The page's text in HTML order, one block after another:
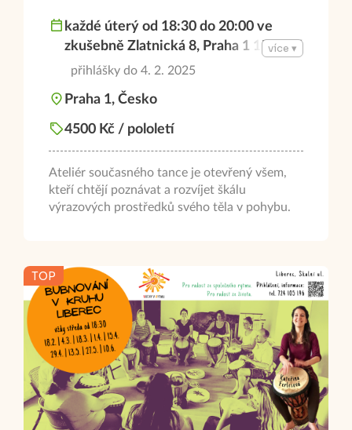
každé úterý od 18:30 do 20:00 ve
zkušebně Zlatnická 8, Praha 1 15 lekcí
začínáme 4. února 2025
více ▾
přihlášky do 4. 2. 2025
Praha 1, Česko
4500 Kč / pololetí
Ateliér současného tance je otevřený všem,
kteří chtějí poznávat a rozvíjet škálu
výrazových prostředků svého těla v pohybu.
TOP